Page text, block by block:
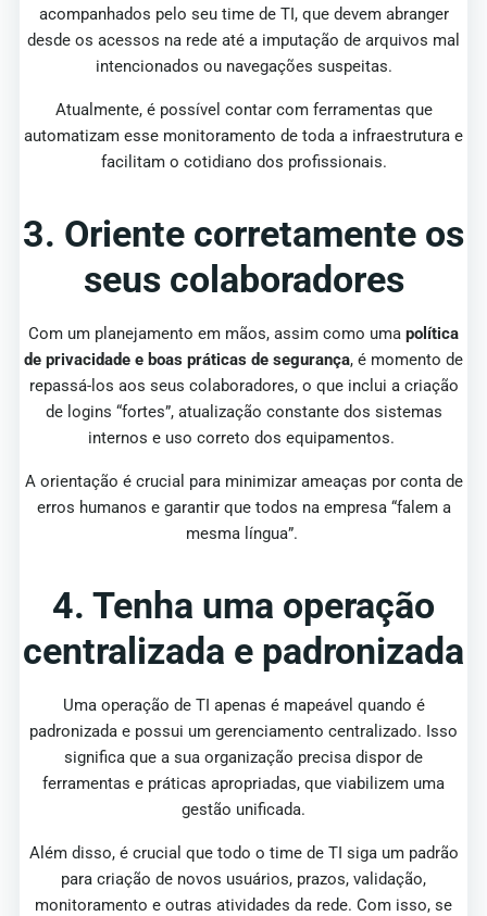
acompanhados pelo seu time de TI, que devem abranger
desde os acessos na rede até a imputação de arquivos mal
intencionados ou navegações suspeitas.
Atualmente, é possível contar com ferramentas que
automatizam esse monitoramento de toda a infraestrutura e
facilitam o cotidiano dos profissionais.
3. Oriente corretamente os
seus colaboradores
Com um planejamento em mãos, assim como uma política
de privacidade e boas práticas de segurança, é momento de
repassá-los aos seus colaboradores, o que inclui a criação
de logins “fortes”, atualização constante dos sistemas
internos e uso correto dos equipamentos.
A orientação é crucial para minimizar ameaças por conta de
erros humanos e garantir que todos na empresa “falem a
mesma língua”.
4. Tenha uma operação
centralizada e padronizada
Uma operação de TI apenas é mapeável quando é
padronizada e possui um gerenciamento centralizado. Isso
significa que a sua organização precisa dispor de
ferramentas e práticas apropriadas, que viabilizem uma
gestão unificada.
Além disso, é crucial que todo o time de TI siga um padrão
para criação de novos usuários, prazos, validação,
monitoramento e outras atividades da rede. Com isso, se